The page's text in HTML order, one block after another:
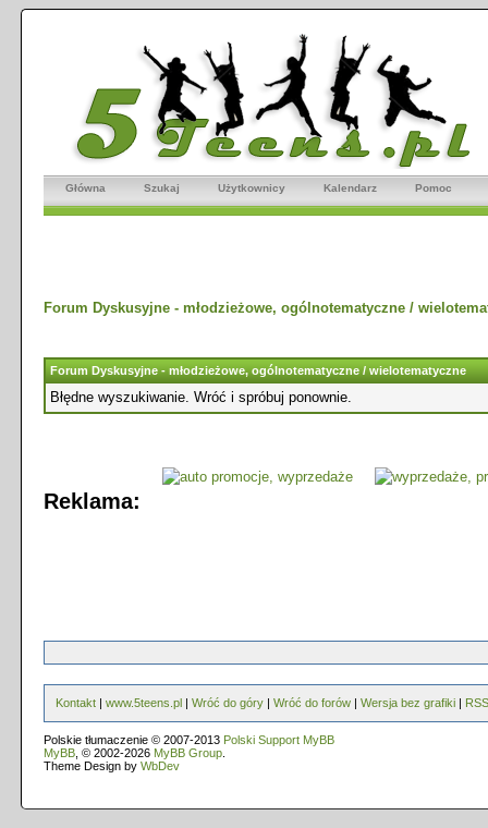
Główna Szukaj Użytkownicy Kalendarz Pomoc
Forum Dyskusyjne - młodzieżowe, ogólnotematyczne /
Forum Dyskusyjne - młodzieżowe, ogólnotematyczne / wielotematyczne
Błędne wyszukiwanie. Wróć i spróbuj ponownie.
Reklama:
Kontakt | www.5teens.pl | Wróć do góry | Wróć do forów | Wersja bez grafiki | RSS
Polskie tłumaczenie © 2007-2013 Polski Support MyBB
MyBB , © 2002-2026 MyBB Group
Theme Design by WbDev